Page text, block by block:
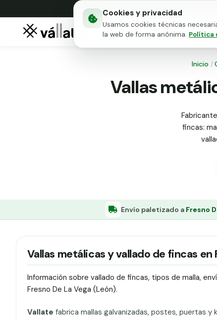
Cookies y privacidad
Usamos cookies técnicas
la web de forma anónima. Política
Mallas metálicas
Inicio /
Vallas
fincas:
Envío paletizado a Fresno
Vallas metálicas y vallado de fincas en
Información sobre vallado de fincas, tipos de malla,
Fresno De La Vega (León).
Vallate fabrica mallas galvanizadas, postes, puertas